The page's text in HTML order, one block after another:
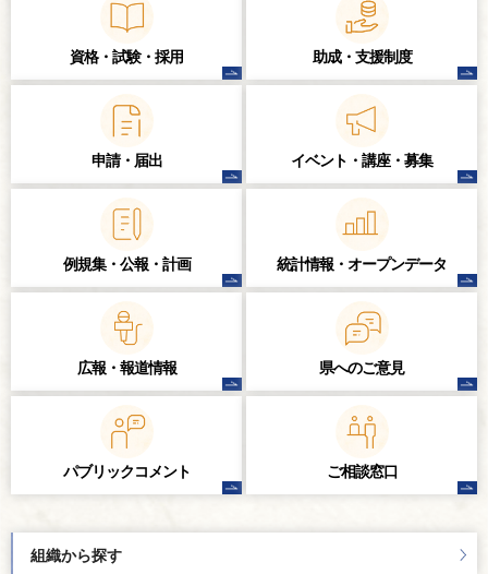
資格・試験・ 採用 助成・支援制度
申請・届出 イベント・講座・ 募集
例規集・公報・計画 統計情報・ オープンデータ
広報・報道情報 県へのご意見
パブリックコメント ご相談窓口
組織から探す